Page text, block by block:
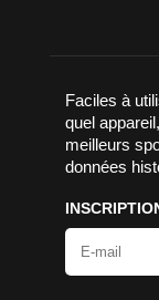
Faciles à
quel
meilleurs
données